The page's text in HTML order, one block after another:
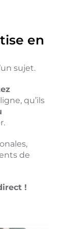
en
sujet.
qu’ils
de
!